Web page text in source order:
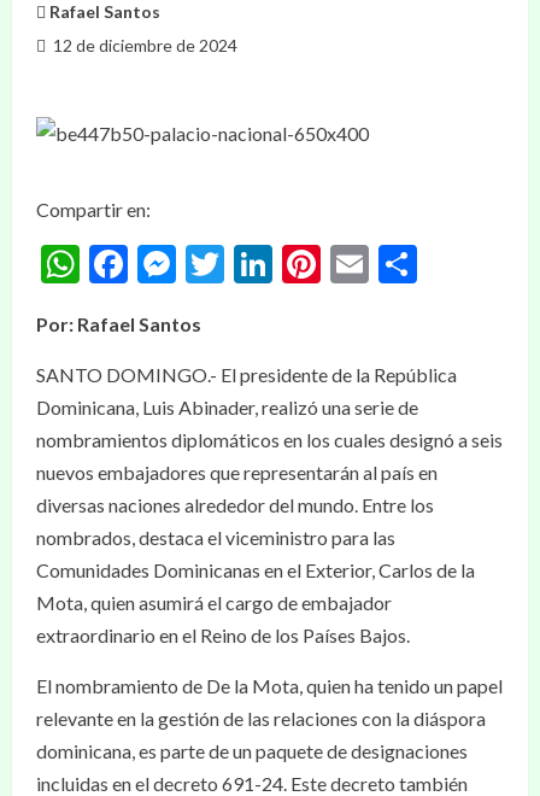
Rafael Santos
12 de diciembre de 2024
Compartir en:
WhatsApp
Facebook
Messenger
Twitter
LinkedIn
Pinterest
Email
Por: Rafael Santos
SANTO DOMINGO.- El presidente de la República
Dominicana, Luis Abinader, realizó una serie de
nombramientos diplomáticos en los cuales designó a seis
nuevos embajadores que representarán al país en
diversas naciones alrededor del mundo. Entre los
nombrados, destaca el viceministro para las
Comunidades Dominicanas en el Exterior, Carlos de la
Mota, quien asumirá el cargo de embajador
extraordinario en el Reino de los Países Bajos.
El nombramiento de De la Mota, quien ha tenido un papel
relevante en la gestión de las relaciones con la diáspora
dominicana, es parte de un paquete de designaciones
incluidas en el decreto 691-24. Este decreto también